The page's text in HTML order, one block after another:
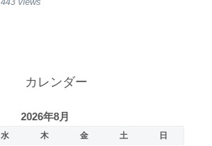
カレンダー
2026年8月
水 木 金 土
日